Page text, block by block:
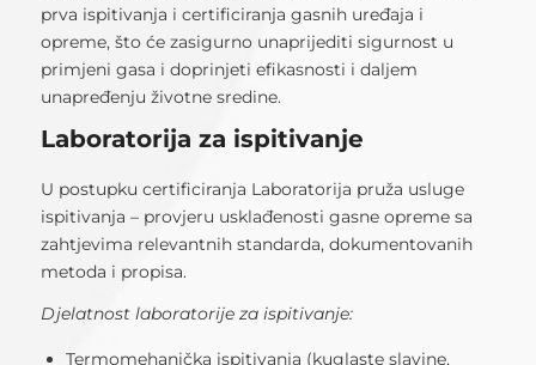
prva ispitivanja i certificiranja gasnih uređaja i
opreme, što će zasigurno unaprijediti sigurnost u
primjeni gasa i doprinjeti efikasnosti i daljem
unapređenju životne sredine.
Laboratorija za ispitivanje
U postupku certificiranja Laboratorija pruža usluge
ispitivanja – provjeru usklađenosti gasne opreme sa
zahtjevima relevantnih standarda, dokumentovanih
metoda i propisa.
Djelatnost laboratorije za ispitivanje:
Termomehanička ispitivanja (kuglaste slavine,